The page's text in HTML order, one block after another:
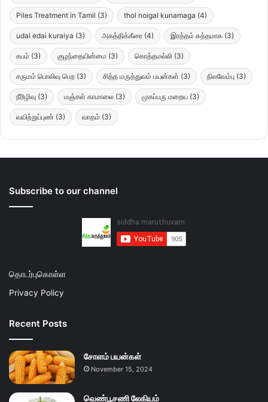
Piles Treatment in Tamil (3) thol noigal kunamaga (4)
udal edai kuraiya (3) அகத்திக்கீரை (4) இரத்தம் சுத்தமாக (3)
கபம் (3) குழந்தையின்மை (3) கொத்தமல்லி (3)
சருமம் பொலிவு பெற (3) சித்த மருத்துவம் பயன்கள் (3) நிலவேம்பு (3)
நீரிழிவு (3) மஞ்சள் காமாலை (3) முகப்பரு மறைய (3)
வயிற்றுப்புண் (3) வாதம் (3)
Subscribe to our channel
தொடர்புகொள்ள
Privacy Policy
Recent Posts
சோளம் பயன்கள்
November 15, 2024
வெண்பூசணி லேகியம்